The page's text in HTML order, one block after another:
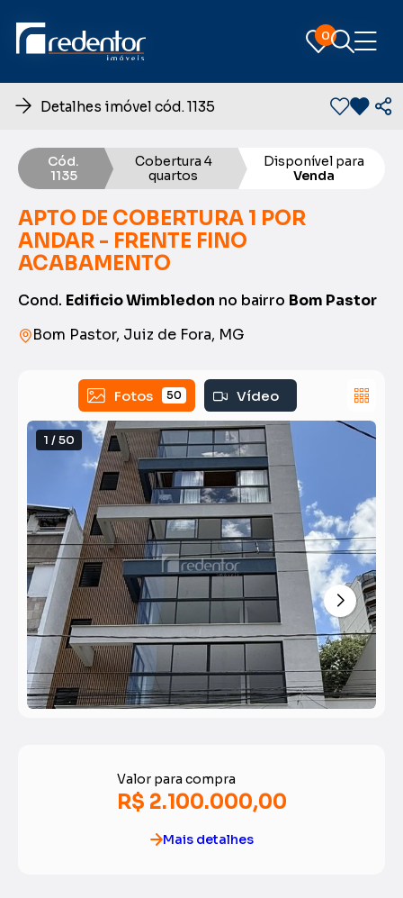
0
0
Detalhes imóvel cód. 1135
Cód.
1135
Cobertura 4
quartos
Disponível para
Venda
APTO DE COBERTURA 1 POR
ANDAR - FRENTE FINO
ACABAMENTO
Cond. Edificio Wimbledon no bairro Bom Pastor
Bom Pastor, Juiz de Fora, MG
Fotos 50 Vídeo
1 / 50
Valor para compra
R$ 2.100.000,00
Mais detalhes